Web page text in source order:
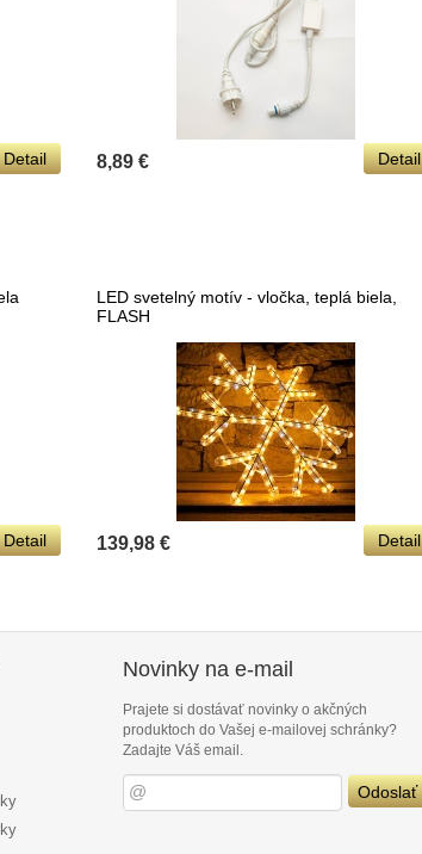
Detail 8,89 € Detail
Detail
LED svetelný motív - vločka, teplá biela,
FLASH
139,98 € Detail
Novinky na e-mail
Prajete si dostávať novinky o akčných
produktoch do Vašej e-mailovej schránky?
Zadajte Váš email.